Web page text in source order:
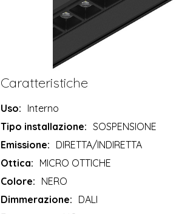
Caratteristiche
Uso: Interno
Tipo installazione: SOSPENSIONE
Emissione: DIRETTA/INDIRETTA
Ottica: MICRO OTTICHE
Colore: NERO
Dimmerazione: DALI